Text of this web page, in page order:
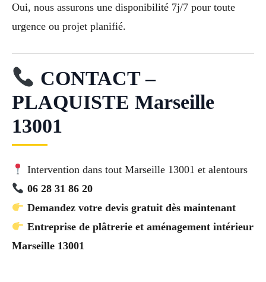
Oui, nous assurons une disponibilité 7j/7 pour toute
urgence ou projet planifié.
CONTACT –
PLAQUISTE Marseille
13001
Intervention dans tout Marseille 13001 et alentours
06 28 31 86 20
Demandez votre devis gratuit dès maintenant
Entreprise de plâtrerie et aménagement intérieur
Marseille 13001